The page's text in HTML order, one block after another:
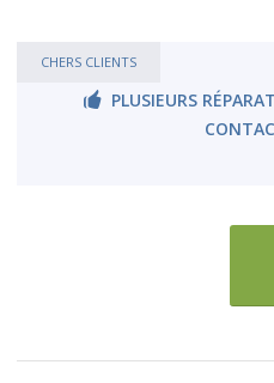
CHERS CLIENTS
PLUSIEURS